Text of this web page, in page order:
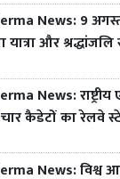
News: 9
यात्रा और
News:
कैडेटों का रेलवे
News: विश्व